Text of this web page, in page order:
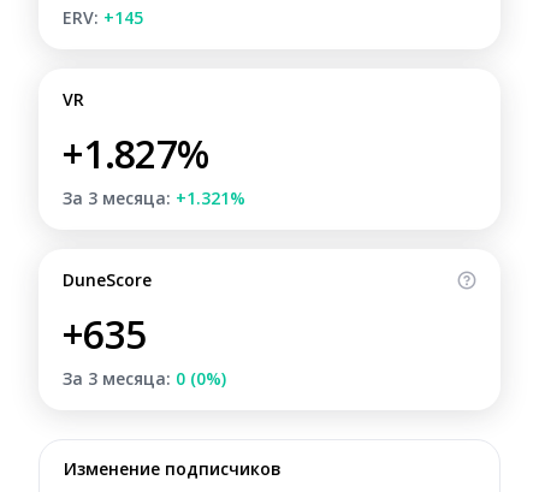
ERV: +145
VR
+1.827%
За 3 месяца: +1.321%
DuneScore
+635
За 3 месяца: 0 (0%)
Изменение подписчиков